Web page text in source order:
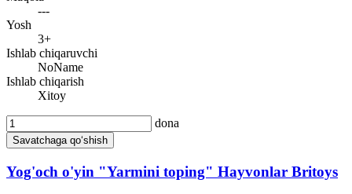
---
Yosh
3+
Ishlab chiqaruvchi
NoName
Ishlab chiqarish
Xitoy
dona
Savatchaga qo‘shish
Yog'och o'yin "Yarmini toping" Hayvonlar Britoys